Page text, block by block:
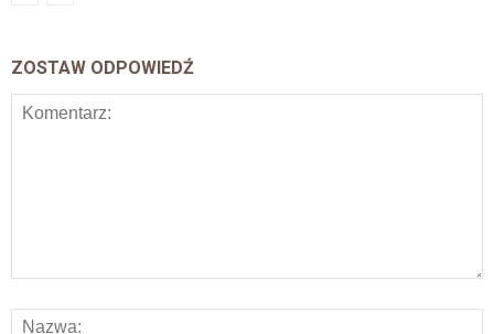
ZOSTAW ODPOWIEDŹ